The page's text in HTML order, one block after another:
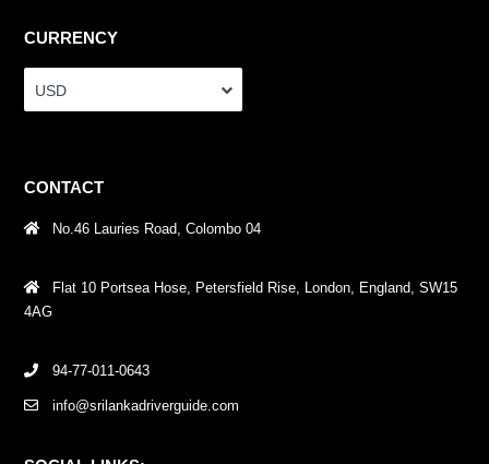
CURRENCY
USD
CONTACT
No.46 Lauries Road, Colombo 04
Flat 10 Portsea Hose, Petersfield Rise, London, England, SW15
4AG
94-77-011-0643
info@srilankadriverguide.com